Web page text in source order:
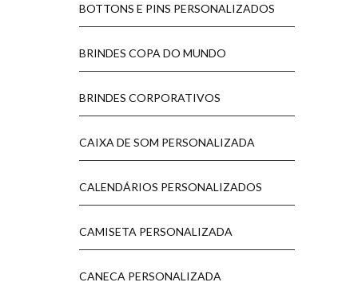
BOTTONS E PINS PERSONALIZADOS
BRINDES COPA DO MUNDO
BRINDES CORPORATIVOS
CAIXA DE SOM PERSONALIZADA
CALENDÁRIOS PERSONALIZADOS
CAMISETA PERSONALIZADA
CANECA PERSONALIZADA